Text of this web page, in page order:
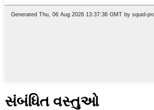
સંબંધિત વસ્તુઓ